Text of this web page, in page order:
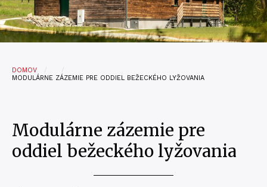
DOMOV
MODULÁRNE ZÁZEMIE PRE ODDIEL BEŽECKÉHO LYŽOVANIA
Modulárne zázemie pre
oddiel bežeckého lyžovania